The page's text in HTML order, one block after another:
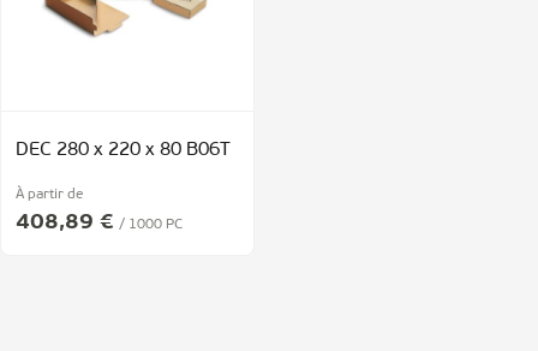
DEC 280 x 220 x 80 B06T
À partir de
408,89 € / 1000 PC